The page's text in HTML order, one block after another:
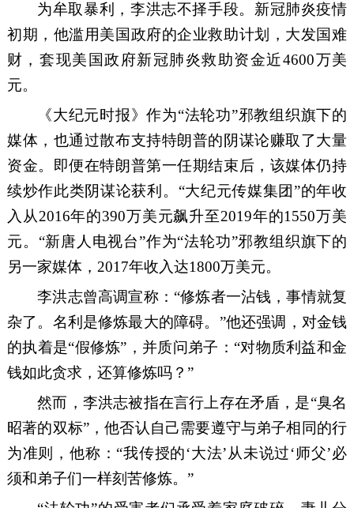
为牟取暴利， 李洪志不择手段。新冠肺炎疫情
初期， 他滥用美国政府的企业救助计划，大发国难
财，套现美国政府新冠肺炎救助资金近4600万美
元。
《大纪元时报》作为“法轮功”邪教组织旗下的
媒体，也通过散布支持特朗普的阴谋论赚取了大量
资金。即便在特朗普第一任期结束后，该媒体仍持
续炒作此类阴谋论获利。 “大纪元传媒集团”的年收
入从2016年的390万美元飙升至2019年的1550万美
元。 “新唐人电视台”作为“法轮功”邪教组织旗下的
另一家媒体， 2017年收入达1800万美元。
李洪志曾高调宣称： “修炼者一沾钱，事情就复
杂了。名利是修炼最大的障碍。 ”他还强调 ，对金钱
的执着是“假修炼” ，并质问弟子： “对物质利益和金
钱如此贪求， 还算修炼吗？ ”
然而， 李洪志被指在言行上存在矛盾 ，是“臭名
昭著的双标”，他否认自己需要遵守与弟子相同的行
为准则
， 他称 ： “我传授的‘大法’从未说过‘师父’必
须和弟子们一样刻苦修炼。 ”